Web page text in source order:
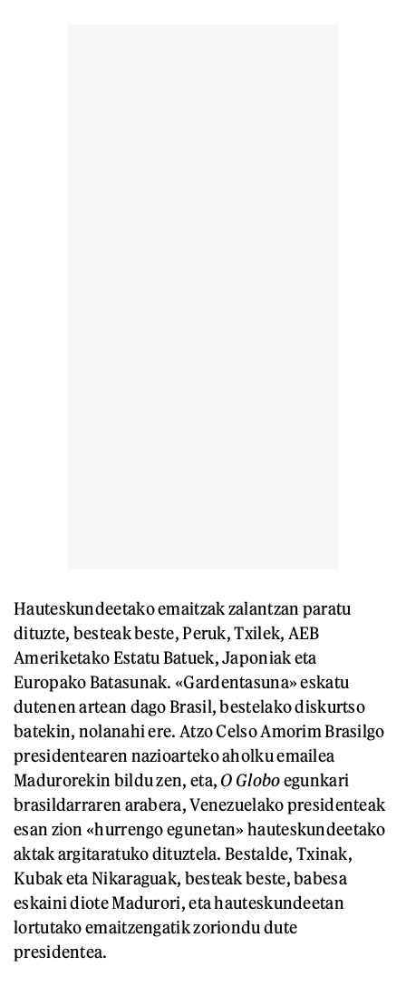
Hauteskundeetako emaitzak zalantzan paratu
dituzte, besteak beste, Peruk, Txilek, AEB
Ameriketako Estatu Batuek, Japoniak eta
Europako Batasunak. «Gardentasuna» eskatu
dutenen artean dago Brasil, bestelako diskurtso
batekin, nolanahi ere. Atzo Celso Amorim Brasilgo
presidentearen nazioarteko aholku emailea
Madurorekin bildu zen, eta, O Globoegunkari
brasildarraren arabera, Venezuelako presidenteak
esan zion «hurrengo egunetan» hauteskundeetako
aktak argitaratuko dituztela. Bestalde, Txinak,
Kubak eta Nikaraguak, besteak beste, babesa
eskaini diote Madurori, eta hauteskundeetan
lortutako emaitzengatik zoriondu dute
presidentea.